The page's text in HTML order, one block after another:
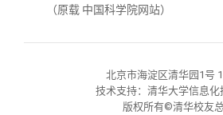
联系我们
（原载 中国科学院网站）
北京市海淀区清华园1号
技术支持：清华大学信息化
版权所有©清华校友